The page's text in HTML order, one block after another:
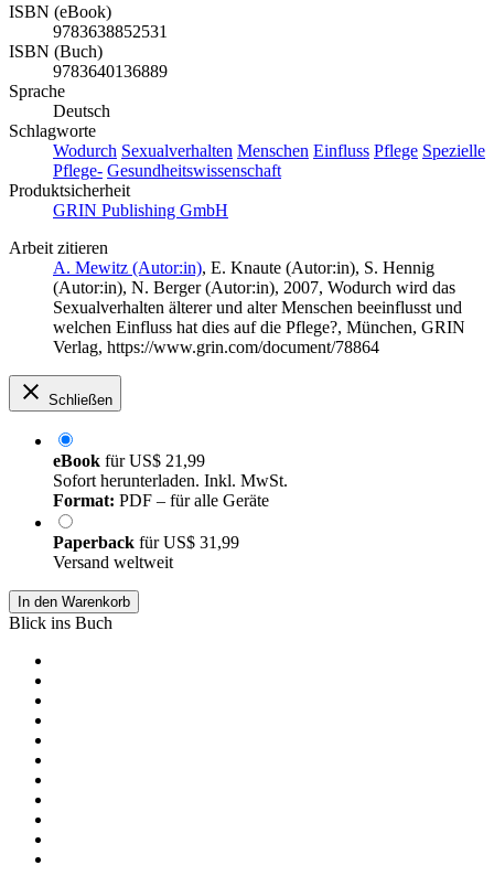
ISBN (eBook)
9783638852531
ISBN (Buch)
9783640136889
Sprache
Deutsch
Schlagworte
Wodurch Sexualverhalten Menschen Einfluss Pflege Spezielle
Pflege- Gesundheitswissenschaft
Produktsicherheit
GRIN Publishing GmbH
Arbeit zitieren
A. Mewitz (Autor:in), E. Knaute (Autor:in), S. Hennig
(Autor:in), N. Berger (Autor:in), 2007, Wodurch wird das
Sexualverhalten älterer und alter Menschen beeinflusst und
welchen Einfluss hat dies auf die Pflege?, München, GRIN
Verlag, https://www.grin.com/document/78864
Schließen
eBook fürUS$ 21,99
Sofort herunterladen. Inkl. MwSt.
Format: PDF – für alle Geräte
Paperback fürUS$ 31,99
Versand weltweit
In den Warenkorb
Blick ins Buch